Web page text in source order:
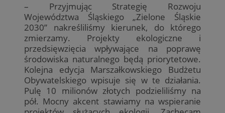
– Przyjmując Strategię Rozwoju
Województwa Śląskiego „Zielone Śląskie
2030” nakreśliliśmy kierunek, do którego
zmierzamy. Projekty ekologiczne i
przedsięwzięcia wpływające na poprawę
środowiska naturalnego będą priorytetowe.
Kolejna edycja Marszałkowskiego Budżetu
Obywatelskiego wpisuje się w te działania.
Pulę 10 milionów złotych podzieliliśmy na
pół. Mocny akcent stawiamy na wspieranie